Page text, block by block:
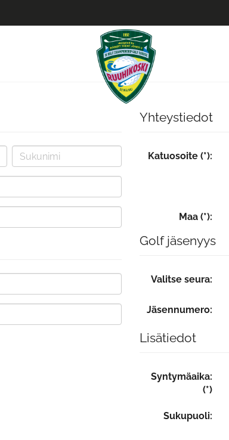
Yhteystiedot
Katuosoite (*):
Maa (*):
Golf jäsenyys
Valitse seura:
Jäsennumero:
Lisätiedot
Syntymäaika:
(*)
Sukupuoli: